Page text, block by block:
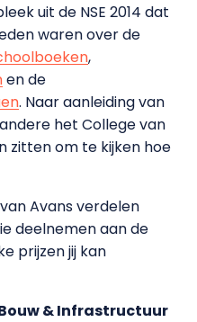
uit de NSE 2014 dat
waren over de
,
en de
. Naar aanleiding van
het College van
zitten om te kijken hoe
Avans verdelen
deelnemen aan de
prijzen jij kan
& Infrastructuur